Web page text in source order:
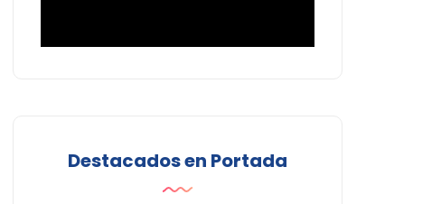
Destacados en Portada